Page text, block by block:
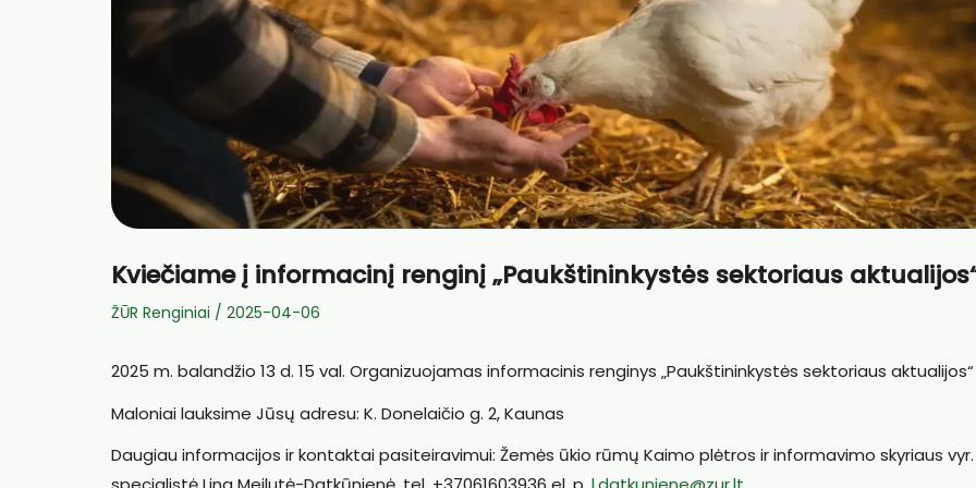
Kviečiame į informacinį renginį „Paukštininkystės sektoriaus
ŽŪR Renginiai / 2025-04-06
2025 m. balandžio 13 d. 15 val. Organizuojamas informacinis renginys „Paukštininkystės sektoriaus aktualijos“
Maloniai lauksime Jūsų adresu: K. Donelaičio g. 2, Kaunas
Daugiau informacijos ir kontaktai pasiteiravimui: Žemės ūkio rūmų Kaimo plėtros ir informavimo skyriaus vyr.